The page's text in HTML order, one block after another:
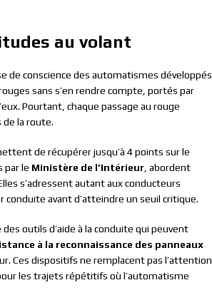
au volant
de conscience des automatismes développés
sans s’en rendre compte, portés par
Pourtant, chaque passage au rouge
la route.
de récupérer jusqu’à 4 points sur le
par le Ministère de l’Intérieur , abordent
s’adressent autant aux conducteurs
avant d’atteindre un seuil critique.
outils d’aide à la conduite qui peuvent
à la reconnaissance des panneaux
Ces dispositifs ne remplacent pas l’attention
les trajets répétitifs où l’automatisme